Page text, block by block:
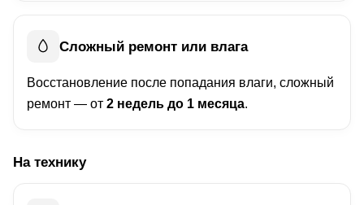
Сложный ремонт или влага
Восстановление после попадания влаги, сложный
ремонт — от 2 недель до 1 месяца.
На технику